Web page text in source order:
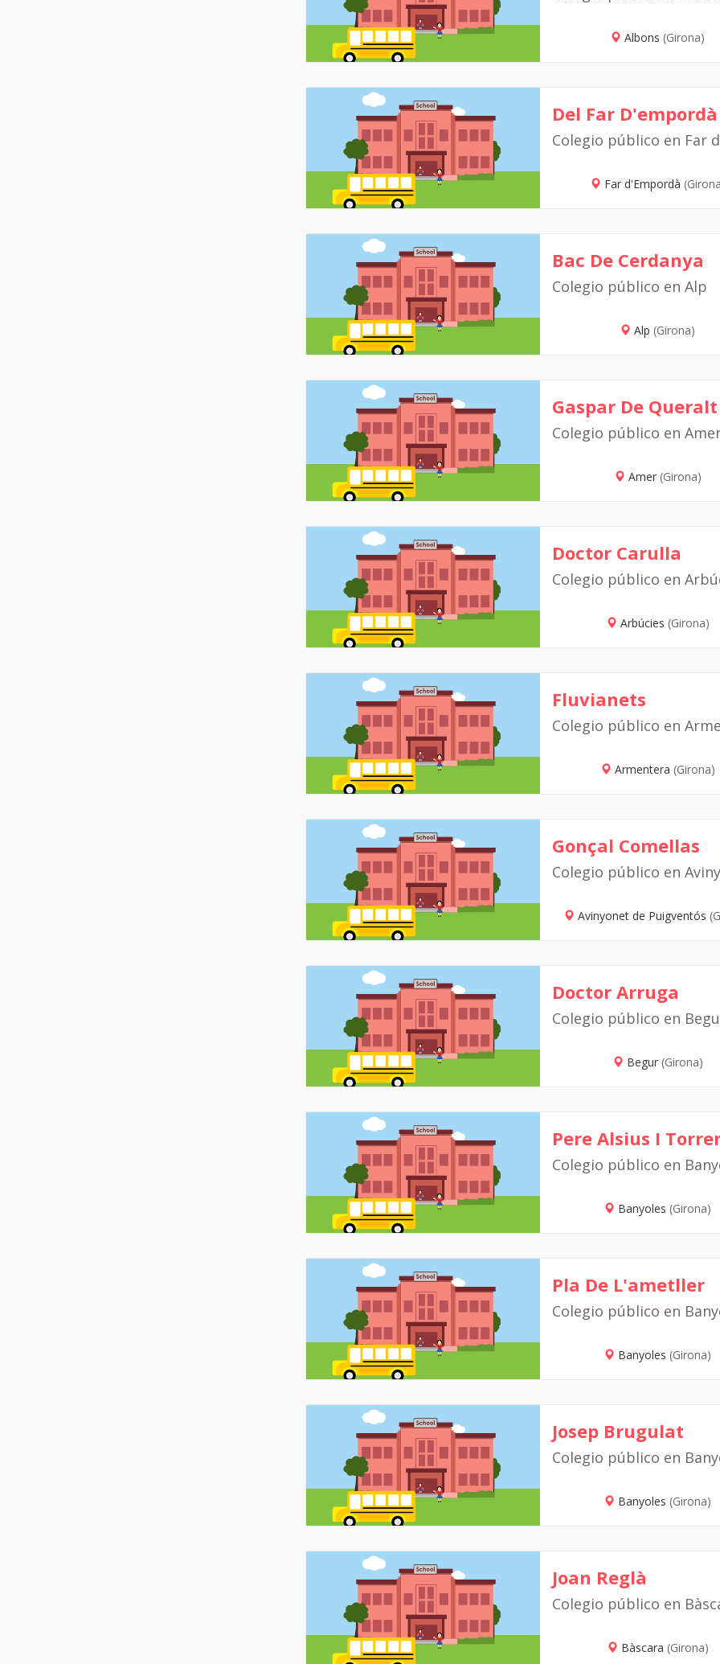
Albons (Girona)
Del Far D'empordà
Colegio público en Far
Far d'Empordà
Bac De Cerdanya
Colegio público en Alp
Alp (Girona)
Gaspar De Queralt
Colegio público en
Amer (Girona)
Doctor Carulla
Colegio público en
Arbúcies (Girona)
Fluvianets
Colegio público en
Armentera (Girona)
Gonçal Comellas
Colegio público en
Avinyonet de Puigventós
Doctor Arruga
Colegio público en
Begur (Girona)
Pere Alsius I
Colegio público en
Banyoles (Girona)
Pla De L'ametller
Colegio público en
Banyoles (Girona)
Josep Brugulat
Colegio público en
Banyoles (Girona)
Joan Reglà
Colegio público en
Bàscara (Girona)